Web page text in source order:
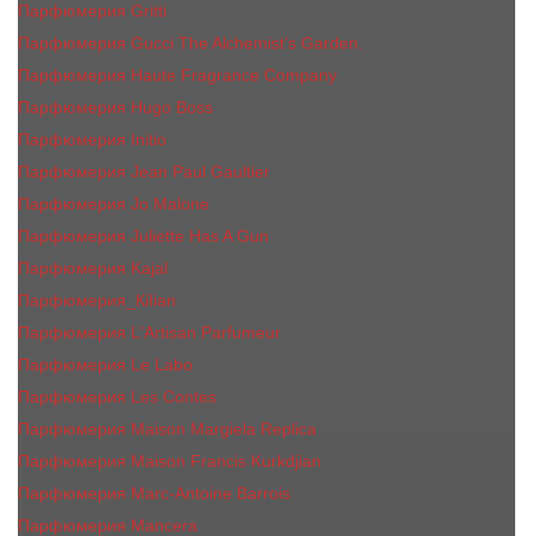
Парфюмерия Gritti
Парфюмерия Gucci The Alchemist’s Garden.
Парфюмерия Haute Fragrance Company
Парфюмерия Hugo Boss
Парфюмерия Initio
Парфюмерия Jean Paul Gaultier
Парфюмерия Jо Malоnе
Парфюмерия Juliette Has A Gun
Парфюмерия Kajal
Парфюмерия_КiIiаn
Парфюмерия L'Artisan Parfumeur
Парфюмерия Le Labo
Парфюмерия Les Contes
Парфюмерия Maison Margiela Replica
Парфюмерия Maison Francis Kurkdjian
Парфюмерия Marc-Antoine Barrois
Парфюмерия Mancera